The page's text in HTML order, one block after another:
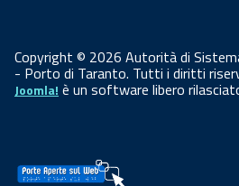
Copyright © 2026 Autorità di
- Porto di Taranto. Tutti i diritti
Joomla! è un software libero